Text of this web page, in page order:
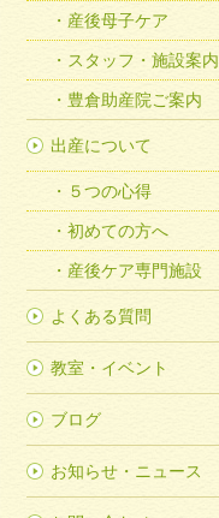
産後母子ケア
スタッフ・施設案内
豊倉助産院ご案内
出産について
５つの心得
初めての方へ
産後ケア専門施設
よくある質問
教室・イベント
ブログ
お知らせ・ニュース